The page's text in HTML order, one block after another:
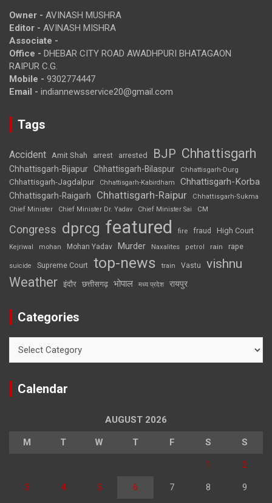
Owner - AVINASH MUSHRA
Editor - AVINASH MISHRA
Associate -
Office - DHEBAR CITY ROAD AWADHPURI BHATAGAON
RAIPUR C.G.
Mobile - 9302774447
Email - indiannewsservice20@gmail.com
Tags
Accident Amit Shah arrest arrested BJP Chhattisgarh
Chhattisgarh-Bijapur Chhattisgarh-Bilaspur Chhattisgarh-Durg
Chhattisgarh-Jagdalpur Chhattisgarh-Kabirdham Chhattisgarh-Korba
Chhattisgarh-Raigarh Chhattisgarh-Raipur
Chhattisgarh-Sukma
Chief Minister
Chief Minister Dr. Yadav Chief Minister Sai CM
Congress dprcg featured fire fraud High Court
Kejriwal mohan Mohan Yadav Murder Naxalites petrol rain rape
suicide Supreme Court top-news train Vastu vishnu
Weather इंदौर छत्तीसगढ़ भोपाल मध्य प्रदेश रायपुर
Categories
Calendar
AUGUST 2026
M T W T F S S
1 2
3 4 5 6 7 8 9